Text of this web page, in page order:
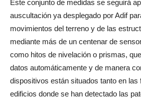
Este conjunto de medidas se seguirá
auscultación ya desplegado por Adif
movimientos del terreno y de las
mediante más de un centenar de
como hitos de nivelación o prismas,
datos automáticamente y de manera
dispositivos están situados tanto en las
edificios donde se han detectado las